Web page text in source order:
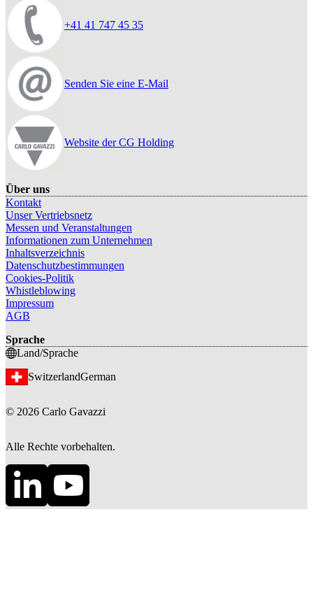
+41 41 747 45 35
Senden Sie eine E-Mail
Website der CG Holding
Über uns
Kontakt
Unser Vertriebsnetz
Messen und Veranstaltungen
Informationen zum Unternehmen
Inhaltsverzeichnis
Datenschutzbestimmungen
Cookies-Politik
Whistleblowing
Impressum
AGB
Sprache
Land/Sprache
SwitzerlandGerman
© 2026 Carlo Gavazzi
Alle Rechte vorbehalten.